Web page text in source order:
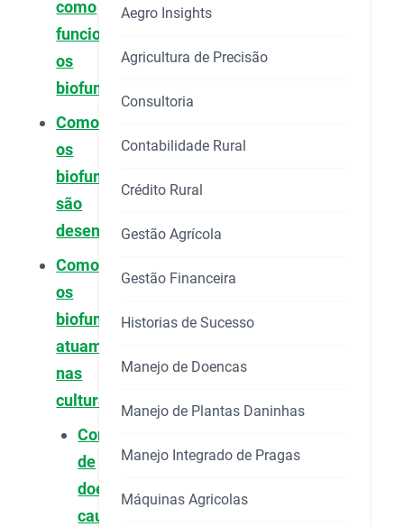
como
funcionam
os
biofungicidas?
Como
os
biofungicidas
são
desenvolvidos?
Como
os
biofungicidas
atuam
nas
culturas?
Controle
de
doenças
causadas
Aegro Insights
Agricultura de Precisão
Consultoria
Contabilidade Rural
Crédito Rural
Gestão Agrícola
Gestão Financeira
Historias de Sucesso
Manejo de Doencas
Manejo de Plantas Daninhas
Manejo Integrado de Pragas
Máquinas Agricolas